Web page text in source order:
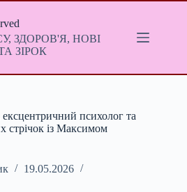
ЗДОРОВ'Я, НОВІ
ЗІРОК
психолог та
стрічок із Максимом
19.05.2026